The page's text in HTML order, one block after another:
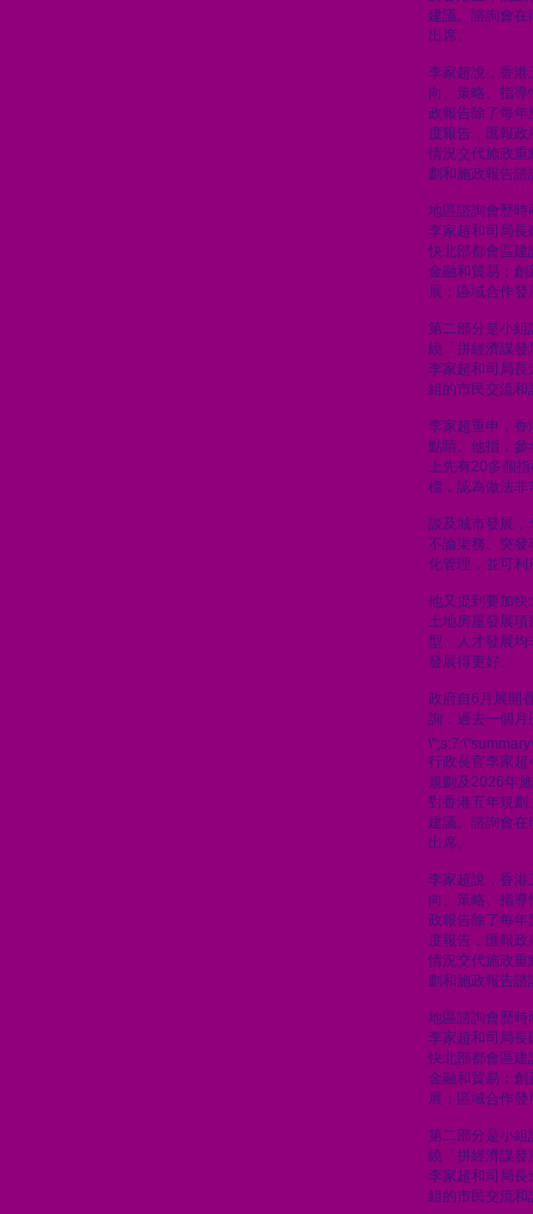
建議。諮詢會
出席。
李家超說，香港
向、策略、指
政報告除了每年
度報告，匯報
情況交代施政重
劃和施政報告諮
地區諮詢會歷時
李家超和司局長
快北部都會區建
金融和貿易；創
展；區域合作
第二部分是小組
繞「拼經濟謀發
李家超和司局長
組的市民交流和
李家超重申，香
點睛。他指，
上先有20多個
標，認為做法非
談及城市發展，
不論渠務、突發
化管理，並可利
他又提到要加快
土地房屋發展
型、人才發展均
發展得更好。
政府自6月展開
詢，過去一個月
行政長官李家超
規劃及2026年
對香港五年規劃
建議。諮詢會
出席。
李家超說，香港
向、策略、指
政報告除了每年
度報告，匯報
情況交代施政重
劃和施政報告諮
地區諮詢會歷時
李家超和司局長
快北部都會區建
金融和貿易；創
展；區域合作
第二部分是小組
繞「拼經濟謀發
李家超和司局長
組的市民交流和